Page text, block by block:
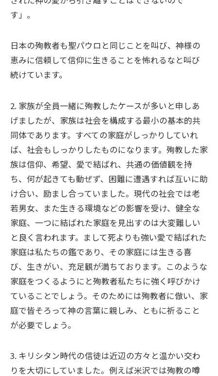
す」。
日本の殉教者も聖パウロと同じことを叫び、神様の
恵みに信頼して信仰に生きることを怖れるなと叫び
続けています。
2. 家族が全員一緒に殉教したケースが多いと申しあ
げましたが、家族は社会を構成する最小の基本的共
同体であります。すべての家庭がしっかりしていれ
ば、社会もしっかりしたものになります。殉教した家
族は信仰、希望、愛で結ばれ、共通の価値観を持
ち、何が起きても動ぜず、困難に遭遇すれば互いに助
け合い、励まし合っていました。現代の社会では老
若男女、また生きる環境などの影響を受け、健全な
家庭、一つに結ばれた家庭を見出すのは大変難しい
と良く言われます。まして死よりも強い愛で結ばれた
家庭は私たちの鑑であり、その家庭には生きる喜
び、生きがい、充足観が満ちております。このような
家庭をつくるようにと殉教者私たちに強く呼びかけ
ていることでしょう。そのためには殉教者に倣い、家
庭で皆そろって神の言葉に親しみ、ともに祈ること
が必要でしょう。
3. キリシタン時代の信徒は近辺の方々と温かい交わ
りを大切にしていました。例えば米沢では殉教の噂